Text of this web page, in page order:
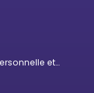
et